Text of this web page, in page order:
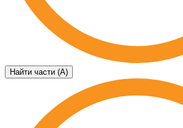
Найти части (А)